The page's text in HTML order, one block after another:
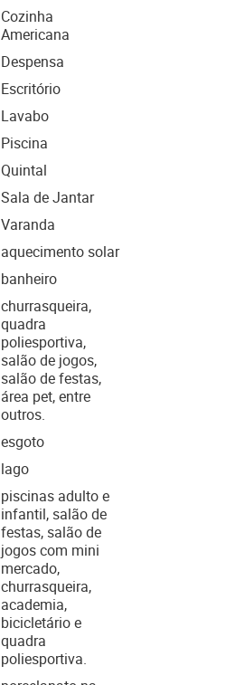
Cozinha
Americana
Despensa
Escritório
Lavabo
Piscina
Quintal
Sala de Jantar
Varanda
aquecimento solar
banheiro
churrasqueira,
quadra
poliesportiva,
salão de jogos,
salão de festas,
área pet, entre
outros.
esgoto
lago
piscinas adulto e
infantil, salão de
festas, salão de
jogos com mini
mercado,
churrasqueira,
academia,
bicicletário e
quadra
poliesportiva.